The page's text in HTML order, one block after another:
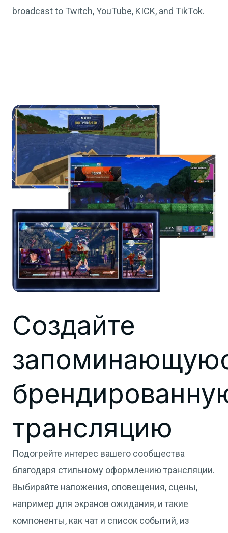
broadcast to Twitch, YouTube, KICK, and TikTok.
Создайте
трансляцию
Подогрейте интерес вашего сообщества
благодаря стильному оформлению трансляции.
Выбирайте наложения, оповещения, сцены,
например для экранов ожидания, и такие
компоненты, как чат и список событий, из